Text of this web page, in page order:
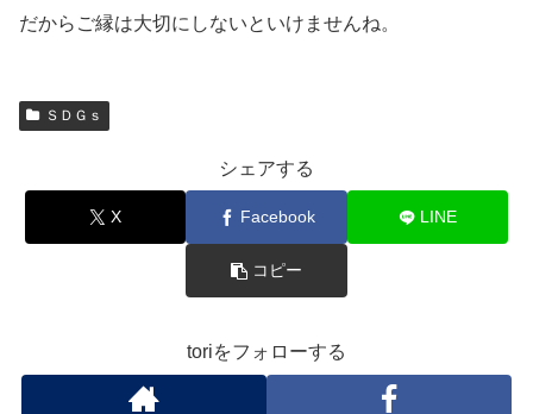
だからご縁は大切にしないといけませんね。
ＳＤＧｓ
シェアする
X Facebook LINE
コピー
toriをフォローする